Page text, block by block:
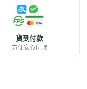
貨到付款
方便安心付款